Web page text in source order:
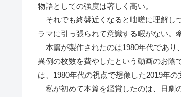
物語としての強度は著しく高い。
それでも終盤近くなると咄嗟に理解し
ラマに引っ張られて意識する暇がない。
本篇が製作されたのは1980年代であり
異例の枚数を費やしたという動画のお陰
は、1980年代の視点で想像した2019年
私が初めて本篇を鑑賞したのは、日劇